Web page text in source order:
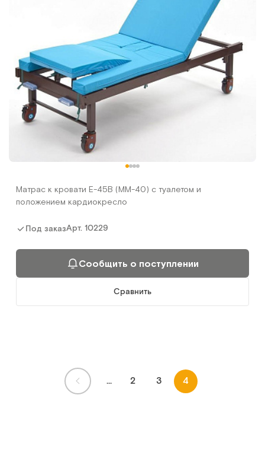
Матрас к кровати E-45B (ММ-40) с туалетом и
положением кардиокресло
Под заказАрт. 10229
Сообщить о поступлении
Сравнить
... 2 3 4